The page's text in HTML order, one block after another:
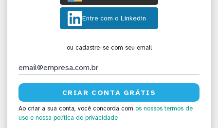
Entre com o Linkedin
ou cadastre-se com seu email
Ao criar a sua conta, você concorda com os nossos termos de
uso e nossa política de privacidade